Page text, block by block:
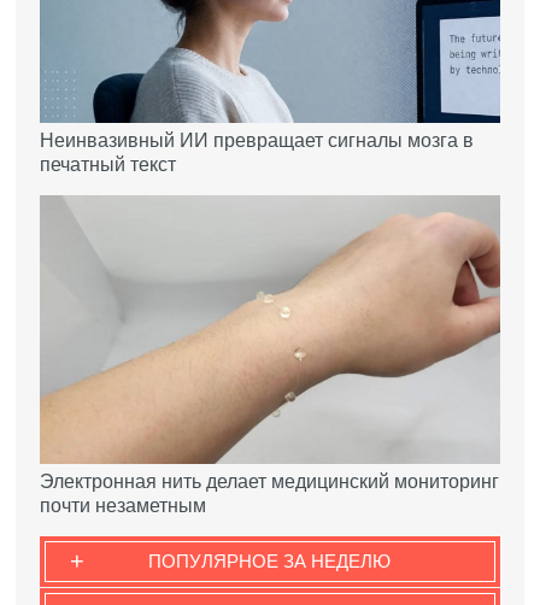
Неинвазивный ИИ превращает сигналы мозга в
печатный текст
Электронная нить делает медицинский мониторинг
почти незаметным
ПОПУЛЯРНОЕ ЗА НЕДЕЛЮ
+